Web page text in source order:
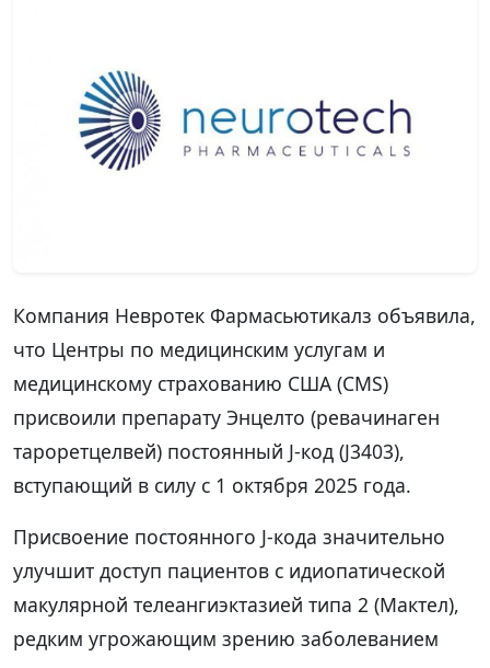
Компания Невротек Фармасьютикалз объявила,
что Центры по медицинским услугам и
медицинскому страхованию США (CMS)
присвоили препарату Энцелто (ревачинаген
тароретцелвей) постоянный J-код (J3403),
вступающий в силу с 1 октября 2025 года.
Присвоение постоянного J-кода значительно
улучшит доступ пациентов с идиопатической
макулярной телеангиэктазией типа 2 (Мактел),
редким угрожающим зрению заболеванием